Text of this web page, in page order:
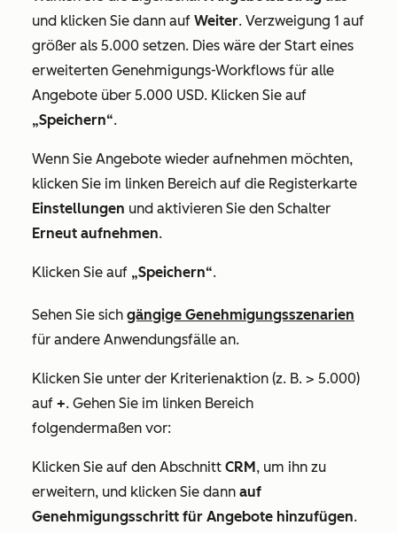
und klicken Sie dann auf Weiter. Verzweigung 1 auf
größer als 5.000 setzen. Dies wäre der Start eines
erweiterten Genehmigungs-Workflows für alle
Angebote über 5.000 USD. Klicken Sie auf
„Speichern“.
Wenn Sie Angebote wieder aufnehmen möchten,
klicken Sie im linken Bereich auf die Registerkarte
Einstellungen und aktivieren Sie den Schalter
Erneut aufnehmen.
Klicken Sie auf „Speichern“.
Sehen Sie sich gängige Genehmigungsszenarien
für andere Anwendungsfälle an.
Klicken Sie unter der Kriterienaktion (z. B. > 5.000)
auf +. Gehen Sie im linken Bereich
folgendermaßen vor:
Klicken Sie auf den Abschnitt CRM, um ihn zu
erweitern, und klicken Sie dann auf
Genehmigungsschritt für Angebote hinzufügen.